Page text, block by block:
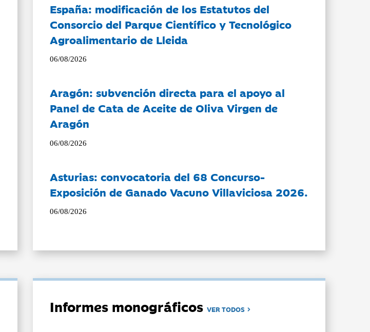
España: modificación de los Estatutos del
Consorcio del Parque Científico y Tecnológico
Agroalimentario de Lleida
06/08/2026
Aragón: subvención directa para el apoyo al
Panel de Cata de Aceite de Oliva Virgen de
Aragón
06/08/2026
Asturias: convocatoria del 68 Concurso-
Exposición de Ganado Vacuno Villaviciosa 2026.
06/08/2026
Informes monográficosVER TODOS